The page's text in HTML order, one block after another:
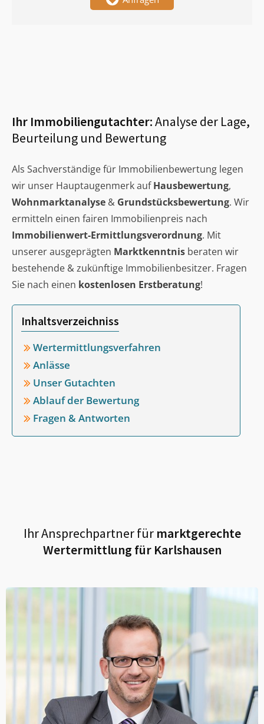
Ihr Immobiliengutachter:Analyse der Lage,
Beurteilung und Bewertung
Als Sachverständige für Immobilienbewertung legen
wir unser Hauptaugenmerk aufHausbewertung,
Wohnmarktanalyse & Grundstücksbewertung. Wir
ermitteln einen fairen Immobilienpreis nach
Immobilienwert-Ermittlungsverordnung. Mit
unserer ausgeprägten Marktkenntnis beraten wir
bestehende & zukünftige Immobilienbesitzer. Fragen
Sie nach einen kostenlosen Erstberatung!
Inhaltsverzeichniss
Wertermittlungsverfahren
Anlässe
Unser Gutachten
Ablauf der Bewertung
Fragen & Antworten
Ihr Ansprechpartner fürmarktgerechte
Wertermittlung für Karlshausen